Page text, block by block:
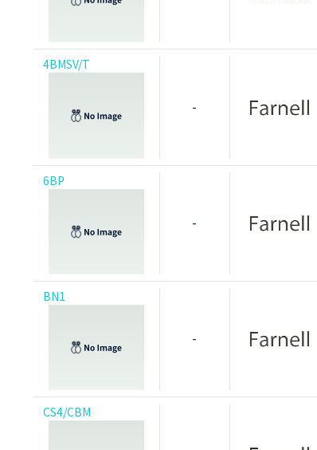
4BMSV/T
-
6BP
-
BN1
-
CS4/CBM